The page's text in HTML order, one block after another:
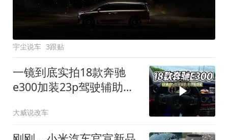
宇尘说车 3跟贴
一镜到底实拍18款奔驰
e300加装23p驾驶辅助系
大威说改车